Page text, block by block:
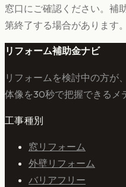
窓口にご確認ください。補
第終了する場合があります。
リフォーム補助金ナビ
リフォームを検討中の方が
体像を30秒で把握できるメ
工事種別
窓リフォーム
外壁リフォーム
バリアフリー